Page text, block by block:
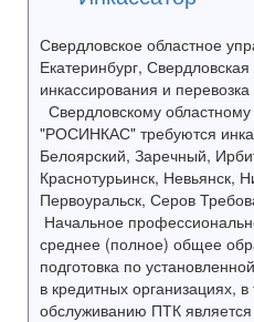
Свердловское областное
Екатеринбург,
инкассирования и
Свердловскому
"РОСИНКАС" требуются
Белоярский, Заречный,
Краснотурьинск, Невьянск,
Первоуральск, Серов
Начальное
среднее (полное) общее
подготовка по
в кредитных организациях,
обслуживанию ПТК